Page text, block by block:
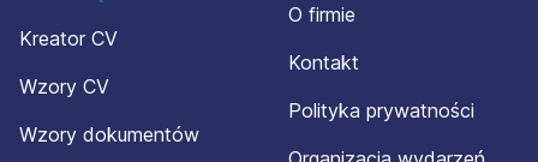
Kreator CV
Wzory CV
Wzory dokumentów
O firmie
Kontakt
Polityka prywatności